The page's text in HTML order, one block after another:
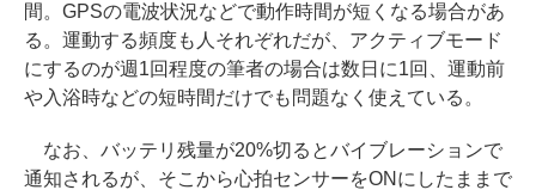
間。GPSの電波状況などで動作時間が短くなる場合があ
る。運動する頻度も人それぞれだが、アクティブモード
にするのが週1回程度の筆者の場合は数日に1回、運動前
や入浴時などの短時間だけでも問題なく使えている。
なお、バッテリ残量が20%切るとバイブレーションで
通知されるが、そこから心拍センサーをONにしたままで